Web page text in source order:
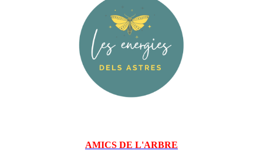
AMICS DE L'ARBRE